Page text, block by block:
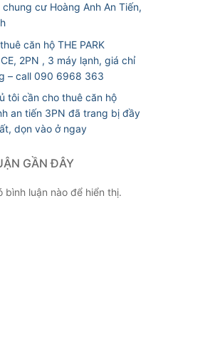
cư Hoàng Anh An Tiến,
căn hộ THE PARK
2PN , 3 máy lạnh, giá chỉ
– call 090 6968 363
tôi cần cho thuê căn hộ
an tiến 3PN đã trang bị đầy
dọn vào ở ngay
GẦN ĐÂY
bình luận nào để hiển thị.